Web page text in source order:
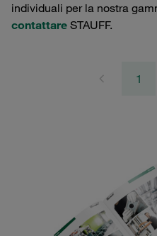
individuali per la nostra
contattare STAUFF.
1